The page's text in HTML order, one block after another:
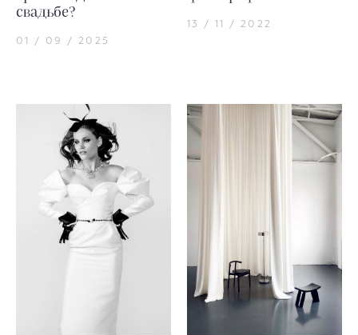
свадьбе?
01 / 09 / 2025
13 / 11 / 2022